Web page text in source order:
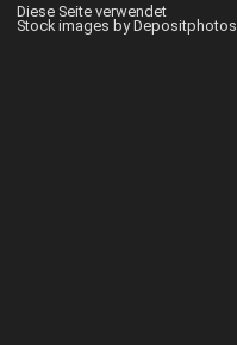
Diese Seite verwendet
Stock images by Depositphotos